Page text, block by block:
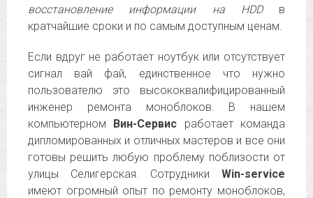
восстановление информации на HDDв
кратчайшие сроки и по самым доступным ценам.
Если вдруг не работает ноутбук или отсутствует
сигнал вай фай, единственное что нужно
пользователю это высококвалифицированный
инженер ремонта моноблоков. В нашем
компьютерном Вин-Сервис работает команда
дипломированных и отличных мастеров и все они
готовы решить любую проблему поблизости от
улицы Селигерская. Сотрудники Win-service
имеют огромный опыт по ремонту моноблоков,